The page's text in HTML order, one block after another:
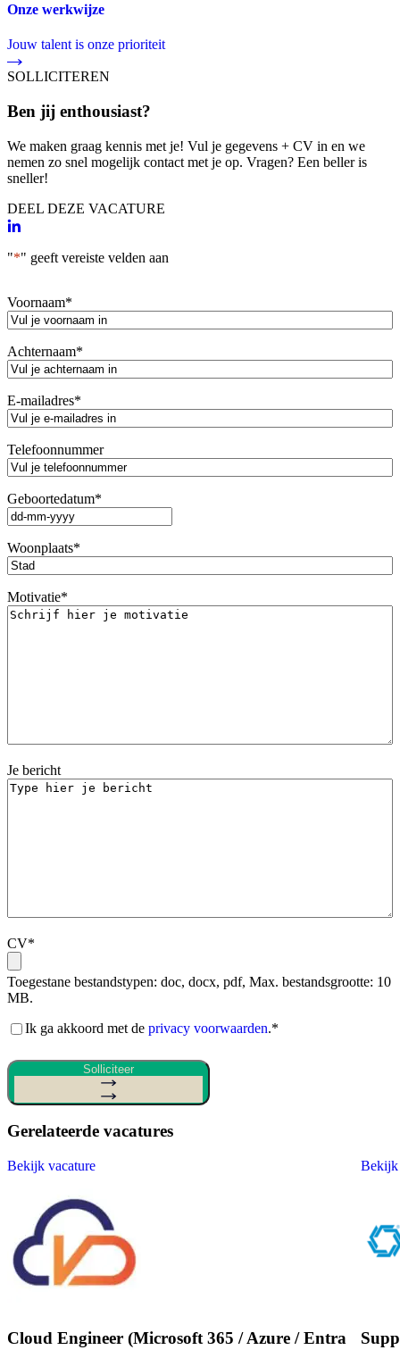
Onze werkwijze
Jouw talent is onze prioriteit
SOLLICITEREN
Ben jij enthousiast?
We maken graag kennis met je! Vul je gegevens + CV in en we
nemen zo snel mogelijk contact met je op. Vragen? Een beller is
sneller!
DEEL DEZE VACATURE
"*" geeft vereiste velden aan
Voornaam*
Achternaam*
E-mailadres*
Telefoonnummer
Geboortedatum*
DD
MM
dash
Woonplaats*
Motivatie*
Je bericht
CV*
Toegestane bestandstypen: doc, docx, pdf, Max. bestandsgrootte: 10
MB.
Akkoord
voorwaarden*
Ik ga akkoord met de privacy voorwaarden.*
Solliciteer
Gerelateerde vacatures
Bekijk vacature
Cloud Engineer (Microsoft 365 / Azure / Entra
Bekijk